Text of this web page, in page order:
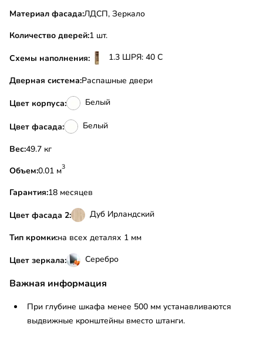
Материал фасада:ЛДСП, Зеркало
Количество дверей:1 шт.
Схемы наполнения: 1.3 ШРЯ: 40 С
Дверная система:Распашные двери
Цвет корпуса: Белый
Цвет фасада: Белый
Вес:
49.7 кг
Объем:
0.01 м3
Гарантия:18 месяцев
Цвет фасада 2: Дуб Ирландский
Тип кромки:на всех деталях 1 мм
Цвет зеркала: Серебро
Важная информация
При глубине шкафа менее 500 мм устанавливаются
выдвижные кронштейны вместо штанги.